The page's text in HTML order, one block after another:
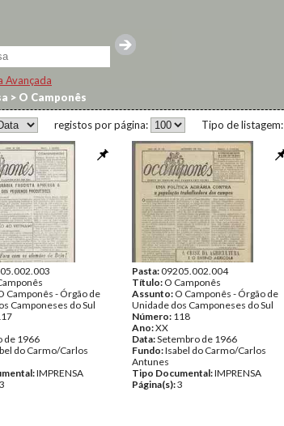
Avançada
> O Camponês
Tipo de listagem:
registos por página:
Camponês - Órgão de
Camponeses do Sul
de 1966
do Carmo/Carlos
IMPRENSA
3
Pasta:09205.002.004
Título: O Camponês
Assunto: O Camponês - Órgão de
Unidade dos Camponeses do Sul
Número: 118
Ano:XX
Data:Setembro de 1966
Fundo:Isabel do Carmo/Carlos
Antunes
Tipo Documental:IMPRENSA
Página(s):3